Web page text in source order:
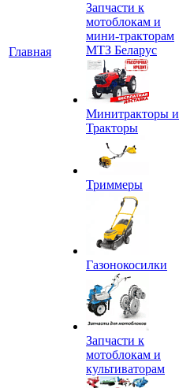
Главная
Запчасти к
мотоблокам и
мини-тракторам
МТЗ Беларус
Минитракторы и
Тракторы
Триммеры
Газонокосилки
Запчасти к
мотоблокам и
культиваторам